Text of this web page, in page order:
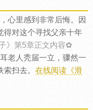
心里感到非常后悔。因
得对这个寻找父亲十年
》第5章正文内容✿
老人秃届一立，骤然一
扫去。 在线阅读《滑